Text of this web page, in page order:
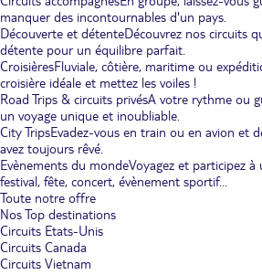
manquer des incontournables d'un pays.
Découverte et détenteDécouvrez nos circuits
détente pour un équilibre parfait.
CroisièresFluviale, côtière, maritime ou
croisière idéale et mettez les voiles !
Road Trips & circuits privésA votre rythme ou
un voyage unique et inoubliable.
City TripsEvadez-vous en train ou en avion et
avez toujours rêvé.
Evènements du mondeVoyagez et participez
festival, fête, concert, évènement sportif...
Toute notre offre
Nos Top destinations
Circuits Etats-Unis
Circuits Canada
Circuits Vietnam